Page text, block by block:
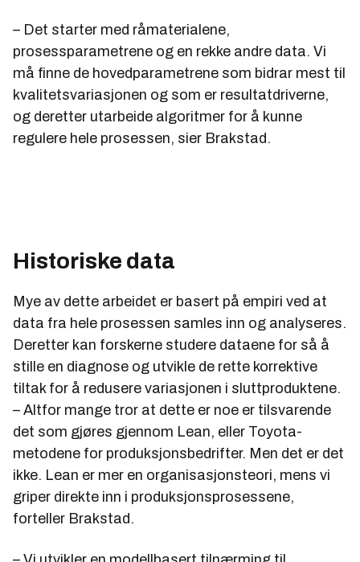
– Det starter med råmaterialene,
prosessparametrene og en rekke andre data. Vi
må finne de hovedparametrene som bidrar mest til
kvalitetsvariasjonen og som er resultatdriverne,
og deretter utarbeide algoritmer for å kunne
regulere hele prosessen, sier Brakstad.
Historiske data
Mye av dette arbeidet er basert på empiri ved at
data fra hele prosessen samles inn og analyseres.
Deretter kan forskerne studere dataene for så å
stille en diagnose og utvikle de rette korrektive
tiltak for å redusere variasjonen i sluttproduktene.
– Altfor mange tror at dette er noe er tilsvarende
det som gjøres gjennom Lean, eller Toyota-
metodene for produksjonsbedrifter. Men det er det
ikke. Lean er mer en organisasjonsteori, mens vi
griper direkte inn i produksjonsprosessene,
forteller Brakstad.